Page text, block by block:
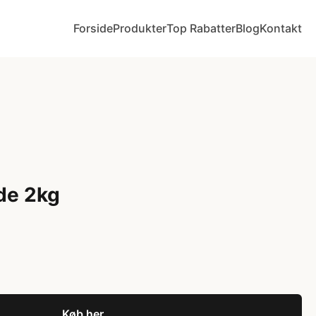
ForsideProdukterTop RabatterBlogKontakt
2kg